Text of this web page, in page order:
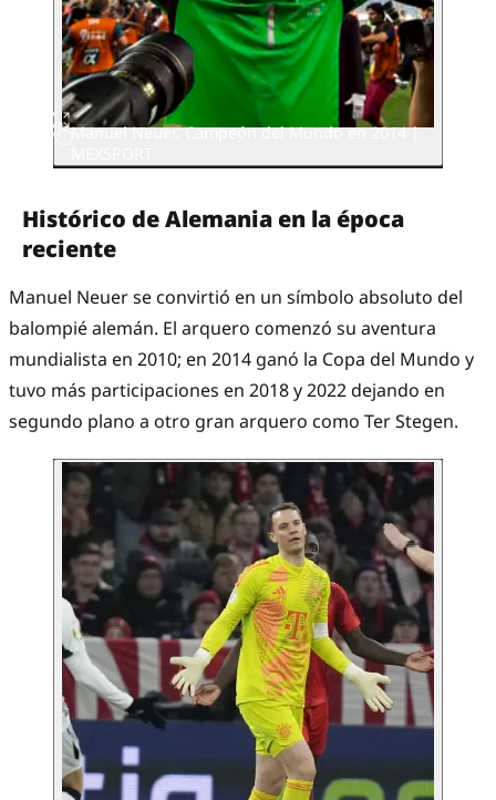
Manuel Neuer, Campeón del Mundo en 2014 |
Histórico de Alemania en la época
reciente
Manuel Neuer se convirtió en un símbolo absoluto del
balompié alemán. El arquero comenzó su aventura
mundialista en 2010; en 2014 ganó la Copa del Mundo y
tuvo más participaciones en 2018 y 2022 dejando en
segundo plano a otro gran arquero como Ter Stegen.